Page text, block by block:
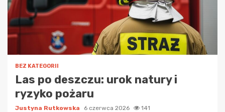
BEZ KATEGORII
Las po deszczu: urok natury i
ryzyko pożaru
Justyna Rutkowska 6 czerwca 2026 141